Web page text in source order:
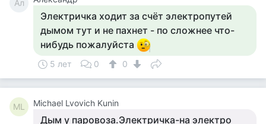
Ал
Электричка ходит за счёт электропутей
дымом тут и не пахнет - по сложнее что-
нибудь пожалуйста
5 лет 0 0
ML Michael Lvovich Kunin
Дым у паровоза.Электричка-на электро